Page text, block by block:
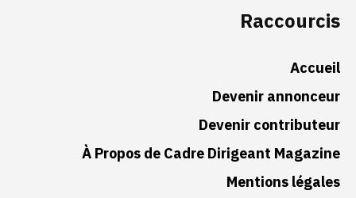
Raccourcis
Accueil
Devenir annonceur
Devenir contributeur
À Propos de Cadre Dirigeant Magazine
Mentions légales